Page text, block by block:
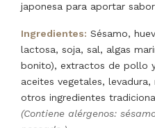
japonesa para aportar
Ingredientes: Sésamo,
lactosa, soja, sal, algas
bonito), extractos de pollo
aceites vegetales,
otros ingredientes
(Contiene alérgenos: